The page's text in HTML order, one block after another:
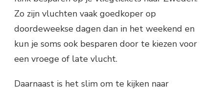
Zo zijn vluchten vaak goedkoper op
doordeweekse dagen dan in het weekend en
kun je soms ook besparen door te kiezen voor
een vroege of late vlucht.
Daarnaast is het slim om te kijken naar